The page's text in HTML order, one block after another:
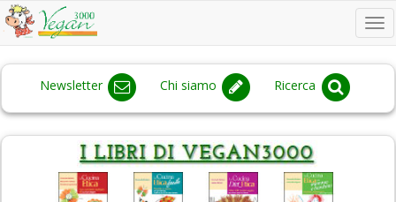
Newsletter Chi siamo Ricerca